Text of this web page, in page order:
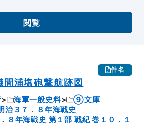
閲覧
件名
浦塩砲撃航跡図
海軍一般史料
⑨文庫
治３７．８年海戦史
８年海戦史 第１部 戦紀 巻１０．１